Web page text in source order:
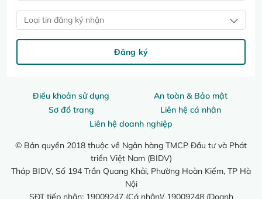
Điều khoản sử dụng
An toàn & Bảo mật
Sơ đồ trang
Liên hệ cá nhân
Liên hệ doanh nghiệp
© Bản quyền 2018 thuộc về Ngân hàng TMCP Đầu tư và Phát
triển Việt Nam (BIDV)
Tháp BIDV, Số 194 Trần Quang Khải, Phường Hoàn Kiếm, TP Hà
Nội
SĐT tiếp nhận: 19009247 (Cá nhân)/ 19009248 (Doanh
Loại tin đăng ký nhận
Đăng ký